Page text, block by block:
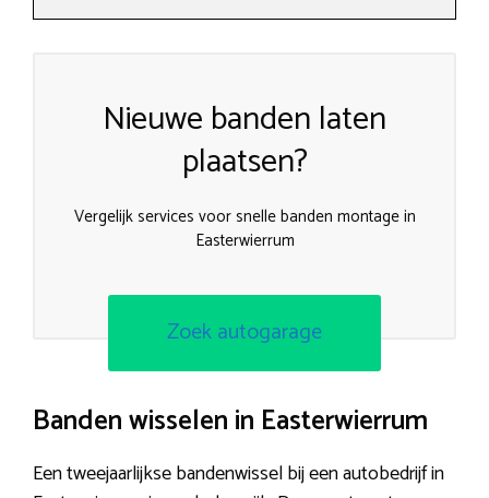
Nieuwe banden laten
plaatsen?
Vergelijk services voor snelle banden montage in
Easterwierrum
Zoek autogarage
Banden wisselen in Easterwierrum
Een tweejaarlijkse bandenwissel bij een autobedrijf in